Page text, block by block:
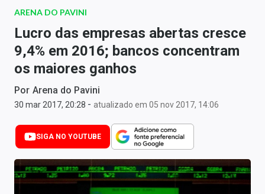
Newsletters
Money Trader
Anuncie
Últimas Notícias
Newsletters
Cotações
Comprar ou vender?
ARENA DO PAVINI
Lucro das empresas abertas cresce
9,4% em 2016; bancos concentram
os maiores ganhos
Por Arena do Pavini
30 mar 2017, 20:28 - atualizado em 05 nov 2017, 14:06
SIGA NO YOUTUBE